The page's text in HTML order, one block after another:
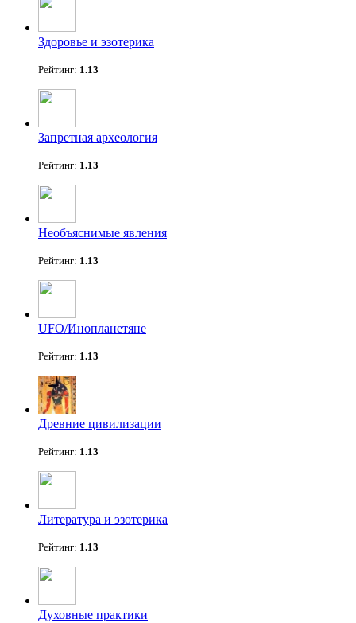
Здоровье и эзотерика
Рейтинг: 1.13
Запретная археология
Рейтинг: 1.13
Необъяснимые явления
Рейтинг: 1.13
UFO/Инопланетяне
Рейтинг: 1.13
Древние цивилизации
Рейтинг: 1.13
Литература и эзотерика
Рейтинг: 1.13
Духовные практики